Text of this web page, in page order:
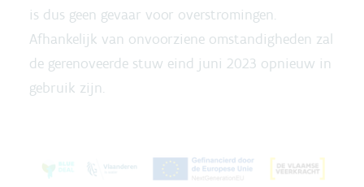
is dus geen gevaar voor overstromingen.
Afhankelijk van onvoorziene omstandigheden zal
de gerenoveerde stuw eind juni 2023 opnieuw in
gebruik zijn.